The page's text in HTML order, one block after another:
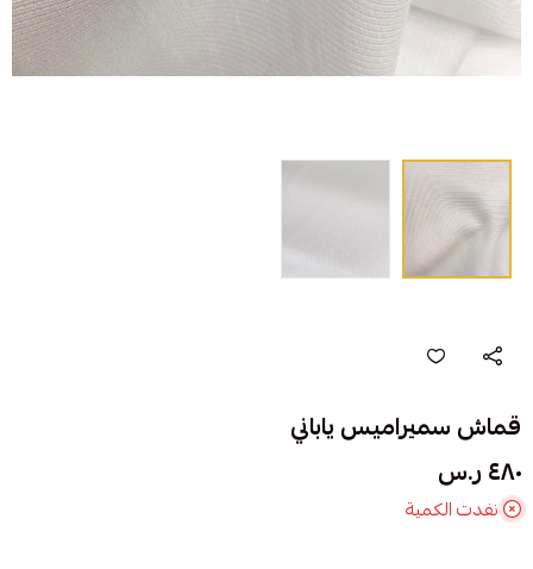
قماش سميراميس ياباني
٤٨٠ ر.س
نفدت الكمية